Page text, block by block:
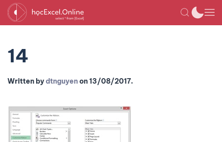
14
Written bydtnguyenon13/08/2017.